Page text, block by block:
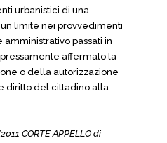
urbanistici di una
limite nei provvedimenti
passati in
affermato la
o della autorizzazione
diritto del cittadino alla
CORTE APPELLO di